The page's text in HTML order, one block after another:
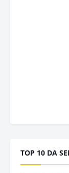
TOP 10 DA